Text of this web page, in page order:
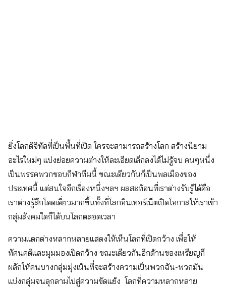
ยิ่งโลกดิจิทัลที่เป็นพื้นที่เปิด ใครจะสามารถสร้างโลก สร้างนิยาม
อะไรใหม่ๆ แบ่งย่อยความต่างให้ละเอียดเล็กลงได้ไม่รู้จบ คนๆหนึ่ง
เป็นพรรคพวกชอบกีฬาทีมนี้ ขณะเดียวกันก็เป็นพลเมืองของ
ประเทศนี้ แต่สนใจอีกเรื่องหนึ่งฯลฯ ผลสะท้อนที่เราต่างรับรู้ได้คือ
เราต่างรู้สึกโดดเดี่ยวมากขึ้นทั้งที่โลกอินเทอร์เน็ตเปิดโอกาสให้เราเข้า
กลุ่มสังคมใดก็ได้บนโลกตลอดเวลา
ความแตกต่างหลากหลายแสดงให้เห็นโลกที่เปิดกว้าง เพื่อให้
ทัศนคติและมุมมองเปิดกว้าง ขณะเดียวกันอีกด้านของเหรียญก็
ผลักให้คนบางกลุ่มมุ่งเน้นที่จะสร้างความเป็นพวกฉัน-พวกมัน
แบ่งกลุ่มจนลุกลามไปสู่ความขัดแย้ง โลกที่ความหลากหลาย